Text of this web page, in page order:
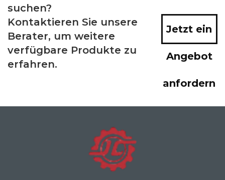
suchen?
Kontaktieren Sie unsere
Berater, um weitere
verfügbare Produkte zu
erfahren.
Jetzt ein
Angebot
anfordern